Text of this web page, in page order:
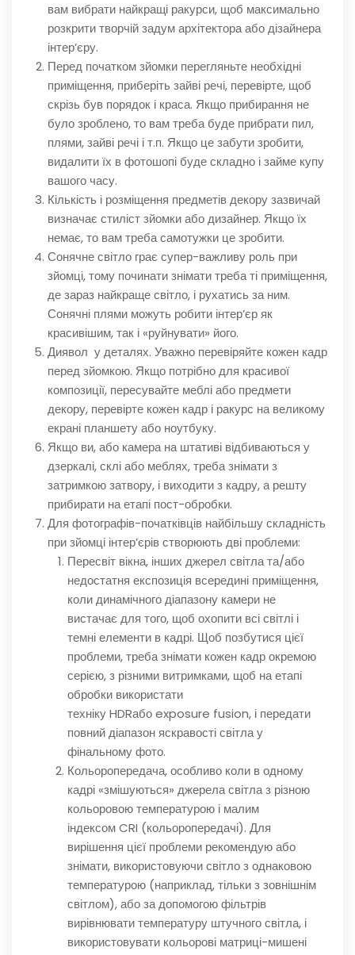
вам вибрати найкращі ракурси, щоб максимально
розкрити творчій задум архітектора або дізайнера
інтер’єру.
Перед початком зйомки перегляньте необхідні
приміщення, приберіть зайві речі, перевірте, щоб
скрізь був порядок і краса. Якщо прибирання не
було зроблено, то вам треба буде прибрати пил,
плями, зайві речі і т.п. Якщо це забути зробити,
видалити їх в фотошопі буде складно і займе купу
вашого часу.
Кількість і розміщення предметів декору зазвичай
визначає стиліст зйомки або дизайнер. Якщо їх
немає, то вам треба самотужки це зробити.
Сонячне світло грає супер-важливу роль при
зйомці, тому починати знімати треба ті приміщення,
де зараз найкраще світло, і рухатись за ним.
Сонячні плями можуть робити інтер’єр як
красивішим, так і «руйнувати» його.
Диявол ­ у деталях. Уважно перевіряйте кожен кадр
перед зйомкою. Якщо потрібно для красивої
композиції, пересувайте меблі або предмети
декору, перевірте кожен кадр і ракурс на великому
екрані планшету або ноутбуку.
Якщо ви, або камера на штативі відбиваються у
дзеркалі, склі або меблях, треба знімати з
затримкою затвору, і виходити з кадру, а решту
прибирати на етапі пост-обробки.
Для фотографів-початківців найбільшу складність
при зйомці інтер’єрів створюють дві проблеми:
Пересвіт вікна, інших джерел світла та/або
недостатня експозиція всередині приміщення,
коли динамічного діапазону камери не
вистачає для того, щоб охопити всі світлі і
темні елементи в кадрі. Щоб позбутися цієї
проблеми, треба знімати кожен кадр окремою
серією, з різними витримками, щоб на етапі
обробки використати
техніку HDRабо exposure fusion, і передати
повний діапазон яскравості світла у
фінальному фото.
Кольоропередача, особливо коли в одному
кадрі «змішуються» джерела світла з різною
кольоровою температурою і малим
індексом CRI (кольоропередачі). Для
вирішення цієї проблеми рекомендую або
знімати, використовуючи світло з однаковою
температурою (наприклад, тільки з зовнішнім
світлом), або за допомогою фільтрів
вирівнювати температуру штучного світла, і
використовувати кольорові матриці-мишені